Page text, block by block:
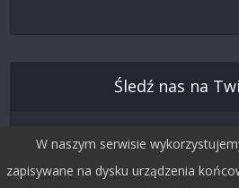
Śledź nas na
W naszym serwisie
zapisywane na dysku urządzenia